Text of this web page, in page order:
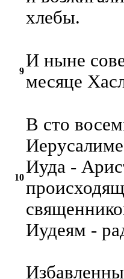
хлебы.
9
И ныне
месяце
10
В сто
Иуда -
Иудеям -